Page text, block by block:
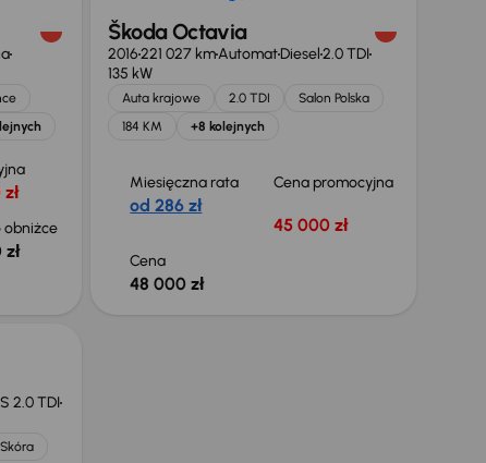
obniżce
Škoda Octavia
2016221 027 kmAutomatDiesel2.0 TDI
135 kW
Auta krajowe 2.0 TDI
Salon Polska
184 KM
+8 kolejnych
Miesięczna rata
od 286 zł
Cena promocyjna
45 000 zł
Cena
48 000 zł
2.0 TDI
Skóra